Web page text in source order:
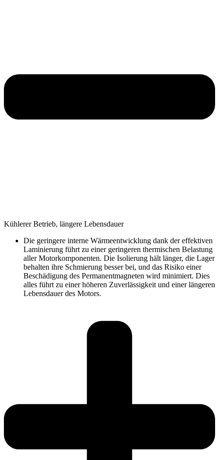
Kühlerer Betrieb, längere Lebensdauer
Die geringere interne Wärmeentwicklung dank der effektiven
Laminierung führt zu einer geringeren thermischen Belastung
aller Motorkomponenten. Die Isolierung hält länger, die Lager
behalten ihre Schmierung besser bei, und das Risiko einer
Beschädigung des Permanentmagneten wird minimiert. Dies
alles führt zu einer höheren Zuverlässigkeit und einer längeren
Lebensdauer des Motors.